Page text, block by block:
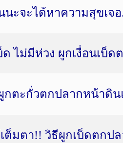
นะจะได้หาความสุขเจอ
ด ไม่มีห่วง ผูกเงื่อนเบ็
กตะกั่วตกปลากหน้าดิ
ต็มตา!! วิธีผูกเบ็ดตกป